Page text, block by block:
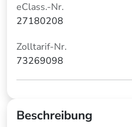
eClass.-Nr.
27180208
Zolltarif-Nr.
73269098
Beschreibung